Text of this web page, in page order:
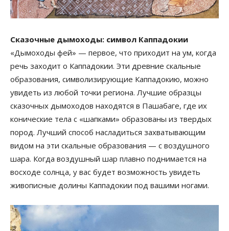
Сказочные дымоходы: символ Каппадокии
«Дымоходы фей» — первое, что приходит на ум, когда
речь заходит о Каппадокии. Эти древние скальные
образования, символизирующие Каппадокию, можно
увидеть из любой точки региона. Лучшие образцы
сказочных дымоходов находятся в Пашабаге, где их
конические тела с «шапками» образованы из твердых
пород. Лучший способ насладиться захватывающим
видом на эти скальные образования — с воздушного
шара. Когда воздушный шар плавно поднимается на
восходе солнца, у вас будет возможность увидеть
живописные долины Каппадокии под вашими ногами.